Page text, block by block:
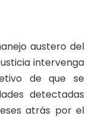
austero del
intervenga
de que se
detectadas
atrás por el